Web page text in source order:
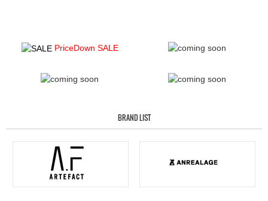
PriceDown SALE
BRAND LIST